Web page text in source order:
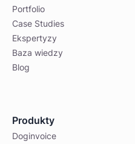
Portfolio
Case Studies
Ekspertyzy
Baza wiedzy
Blog
Produkty
Doginvoice